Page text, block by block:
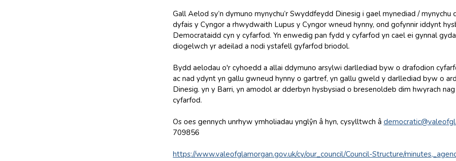
Gall Aelod sy’n dymuno mynychu’r Swyddfeydd Dinesig i gael mynediad /
dyfais y Cyngor a rhwydwaith Lupus y Cyngor wneud hynny, ond gofynnir iddynt
Democrataidd cyn y cyfarfod. Yn enwedig pan fydd y cyfarfod yn cael ei gynnal
diogelwch yr adeilad a nodi ystafell gyfarfod briodol.
Bydd aelodau o'r cyhoedd a allai ddymuno arsylwi darllediad byw o drafodion
ac nad ydynt yn gallu gwneud hynny o gartref, yn gallu gweld y darllediad byw o
Dinesig. yn y Barri, yn amodol ar dderbyn hysbysiad o bresenoldeb dim hwyrach
cyfarfod.
Os oes gennych unrhyw ymholiadau ynglŷn â hyn, cysylltwch â
709856
https://www.valeofglamorgan.gov.uk/cy/our_council/Council-Structure/